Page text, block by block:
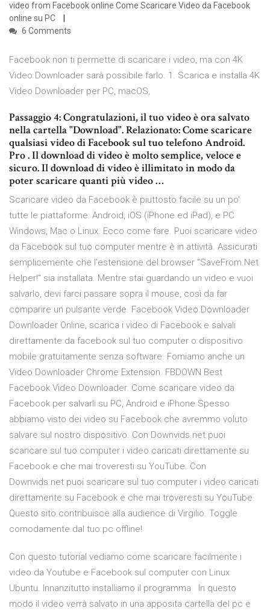
video from Facebook online Come Scaricare Video da Facebook
online su PC
6 Comments
Facebook non ti permette di scaricare i video, ma con 4K
Video Downloader sarà possibile farlo. 1. Scarica e installa 4K
Video Downloader per PC, macOS,
Passaggio 4: Congratulazioni, il tuo video è ora salvato
nella cartella "Download". Relazionato: Come scaricare
qualsiasi video di Facebook sul tuo telefono Android.
Pro . Il download di video è molto semplice, veloce e
sicuro. Il download di video è illimitato in modo da
poter scaricare quanti più video …
Scaricare video da Facebook è piuttosto facile su un po'
tutte le piattaforme: Android, iOS (iPhone ed iPad), e PC
Windows, Mac o Linux. Ecco come fare. Puoi scaricare video
da Facebook sul tuo computer mentre è in attività. Assicurati
semplicemente che l’estensione del browser "SaveFrom.Net
Helper!" sia installata. Mentre stai guardando un video e vuoi
salvarlo, devi farci passare sopra il mouse, così da far
comparire un pulsante verde. Facebook Video Downloader
Downloader Online, scarica i video di Facebook e salvali
direttamente da facebook sul tuo computer o dispositivo
mobile gratuitamente senza software. Forniamo anche un
Video Downloader Chrome Extension. FBDOWN Best
Facebook Video Downloader. Come scaricare video da
Facebook per salvarli su PC, Android e iPhone Spesso
abbiamo visto dei video su Facebook che avremmo voluto
salvare sul nostro dispositivo. Con Downvids.net puoi
scaricare sul tuo computer i video caricati direttamente su
Facebook e che mai troveresti su YouTube. Con
Downvids.net puoi scaricare sul tuo computer i video caricati
direttamente su Facebook e che mai troveresti su YouTube.
Questo sito contribuisce alla audience di Virgilio. Toggle
comodamente dal tuo pc offline!
Con questo tutorial vediamo come scaricare facilmente i
video da Youtube e Facebook sul computer con Linux
Ubuntu. Innanzitutto installiamo il programma In questo
modo il video verrà salvato in una apposita cartella del pc e